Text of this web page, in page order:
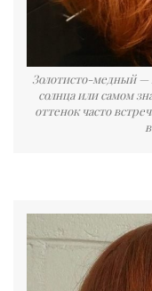
Золотисто-медный
солнца или самом
оттенок часто